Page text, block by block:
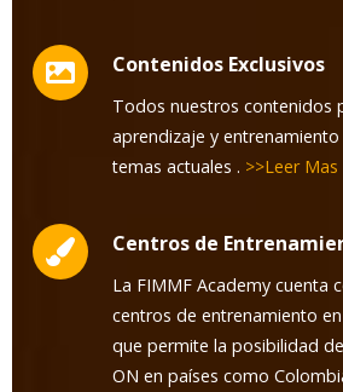
Contenidos Exclusivos
Todos nuestros contenidos
aprendizaje y
temas actuales . >>Leer Mas
Centros de
La FIMMF Academy cuenta
centros de entrenamiento
que permite la posibilidad
ON en países como